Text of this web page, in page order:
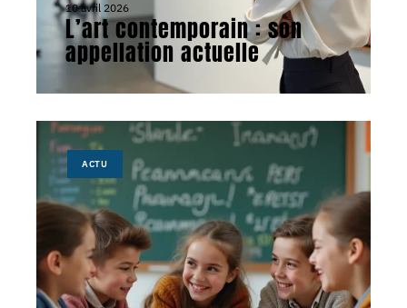
10 avril 2026
L’art contemporain : son
appellation actuelle
ACTU